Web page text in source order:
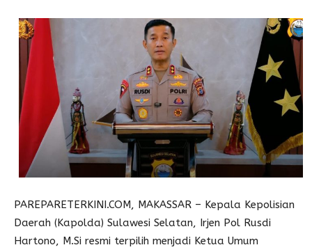
PAREPARETERKINI.COM, MAKASSAR – Kepala Kepolisian
Daerah (Kapolda) Sulawesi Selatan, Irjen Pol Rusdi
Hartono, M.Si resmi terpilih menjadi Ketua Umum